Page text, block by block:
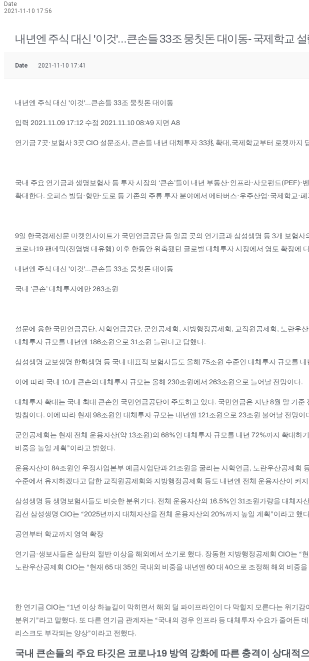
Date
2021-11-10 17:56
내년엔 주식 대신 '이것'…큰손들 33조 뭉칫돈 대이동- 국제학교
Date 2021-11-10 17:41
내년엔 주식 대신 '이것'…큰손들 33조 뭉칫돈 대이동
입력 2021.11.09 17:12 수정 2021.11.10 08:49 지면 A8
연기금 7곳·보험사 3곳 CIO 설문조사, 큰손들 내년 대체투자 33兆 확대,국제학교부터 로켓까지
국내 주요 연기금과 생명보험사 등 투자 시장의 ‘큰손’들이 내년 부동산·인프라·사모펀드
확대한다. 오피스 빌딩·항만·도로 등 기존의 주류 투자 분야에서 메타버스·우주산업·국제학교·
9일 한국경제신문 마켓인사이트가 국민연금공단 등 일곱 곳의 연기금과 삼성생명 등 3개 보험
코로나19 팬데믹(전염병 대유행) 이후 한동안 위축됐던 글로벌 대체투자 시장에서 영토 확장에
내년엔 주식 대신 '이것'…큰손들 33조 뭉칫돈 대이동
국내 ‘큰손’ 대체투자에만 263조원
설문에 응한 국민연금공단, 사학연금공단, 군인공제회, 지방행정공제회, 교직원공제회, 노란우
대체투자 규모를 내년엔 186조원으로 31조원 늘린다고 답했다.
삼성생명 교보생명 한화생명 등 국내 대표적 보험사들도 올해 75조원 수준인 대체투자 규모를
이에 따라 국내 10개 큰손의 대체투자 규모는 올해 230조원에서 263조원으로 늘어날 전망이다.
대체투자 확대는 국내 최대 큰손인 국민연금공단이 주도하고 있다. 국민연금은 지난 8월 말 기
방침이다. 이에 따라 현재 98조원인 대체투자 규모는 내년엔 121조원으로 23조원 불어날 전망이
군인공제회는 현재 전체 운용자산(약 13조원)의 68%인 대체투자 규모를 내년 72%까지 확대
비중을 높일 계획”이라고 밝혔다.
운용자산이 84조원인 우정사업본부 예금사업단과 21조원을 굴리는 사학연금, 노란우산공제회
수준에서 유지하겠다고 답한 교직원공제회와 지방행정공제회 등도 내년엔 전체 운용자산이 커
삼성생명 등 생명보험사들도 비슷한 분위기다. 전체 운용자산의 16.5%인 31조원가량을 대체
김선 삼성생명 CIO는 “2025년까지 대체자산을 전체 운용자산의 20%까지 높일 계획”이라고 했
공연부터 학교까지 영역 확장
연기금·생보사들은 실탄의 절반 이상을 해외에서 쏘기로 했다. 장동헌 지방행정공제회 CIO는
노란우산공제회 CIO는 “현재 65 대 35인 국내외 비중을 내년엔 60 대 40으로 조정해 해외 비중
한 연기금 CIO는 “1년 이상 하늘길이 막히면서 해외 딜 파이프라인이 다 막힐지 모른다는 위기
분위기”라고 말했다. 또 다른 연기금 관계자는 “국내의 경우 인프라 등 대체투자 수요가 줄어든
리스크도 부각되는 양상”이라고 전했다.
국내 큰손들의 주요 타깃은 코로나19 방역 강화에 따른 충격이 상대적